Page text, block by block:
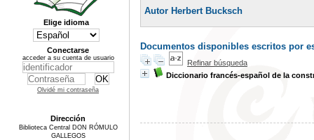
Autor Herbert Bucksch
Documentos disponibles escritos por
Refinar búsqueda
Diccionario francés-español de la
Elige idioma
Conectarse
acceder a su cuenta de usuario
Olvidé mi contraseña
Dirección
Biblioteca Central DON RÓMULO
GALLEGOS